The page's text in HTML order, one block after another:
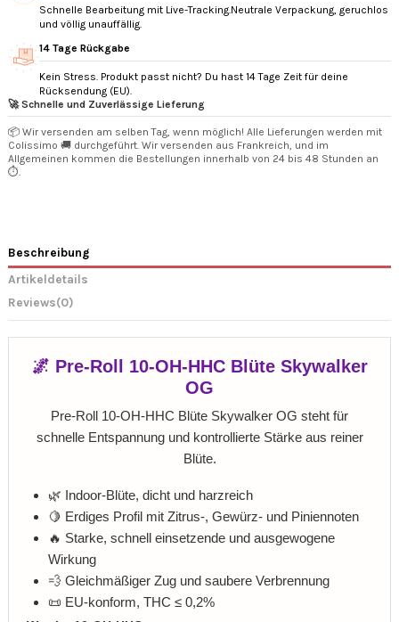
Schnelle Bearbeitung mit Live-Tracking.Neutrale Verpackung, geruchlos
und völlig unauffällig.
14 Tage Rückgabe
Kein Stress. Produkt passt nicht? Du hast 14 Tage Zeit für deine
Rücksendung (EU).
🚀 Schnelle und Zuverlässige Lieferung
📦 Wir versenden am selben Tag, wenn möglich! Alle Lieferungen werden mit
Colissimo 🚚 durchgeführt. Wir versenden aus Frankreich, und im
Allgemeinen kommen die Bestellungen innerhalb von 24 bis 48 Stunden an
⏱️.
Beschreibung
Artikeldetails
Reviews(0)
🌌 Pre-Roll 10-OH-HHC Blüte Skywalker
OG
Pre-Roll 10-OH-HHC Blüte Skywalker OG steht für
schnelle Entspannung und kontrollierte Stärke aus reiner
Blüte.
🌿 Indoor-Blüte, dicht und harzreich
🍋 Erdiges Profil mit Zitrus-, Gewürz- und Piniennoten
🔥 Starke, schnell einsetzende und ausgewogene
Wirkung
💨 Gleichmäßiger Zug und saubere Verbrennung
📜 EU-konform, THC ≤ 0,2%